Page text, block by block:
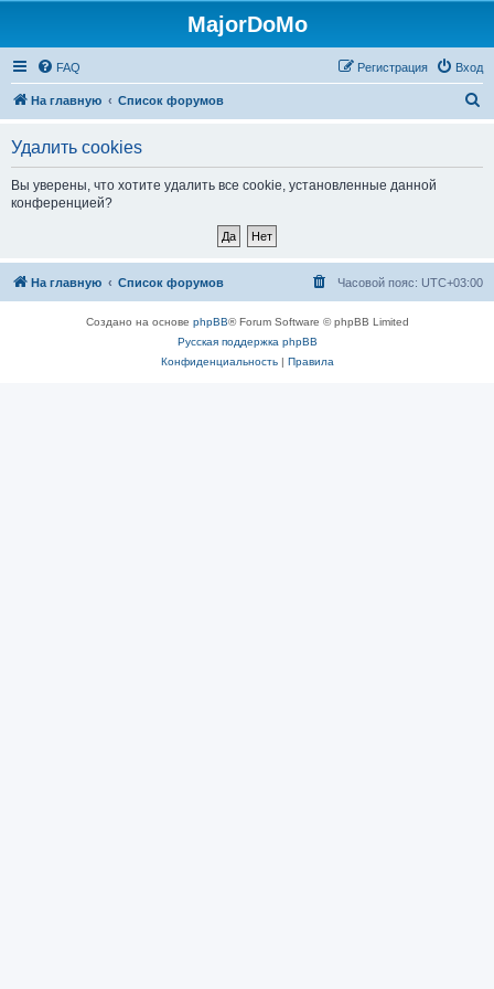
MajorDoMo
FAQ Вход
Регистрация
На главную Список форумов
Удалить cookies
Вы уверены, что хотите удалить все cookie, установленные данной
конференцией?
На главную Список форумов Часовой пояс: UTC+03:00
Создано на основе phpBB® Forum Software © phpBB Limited
Русская поддержка phpBB
Конфиденциальность| Правила